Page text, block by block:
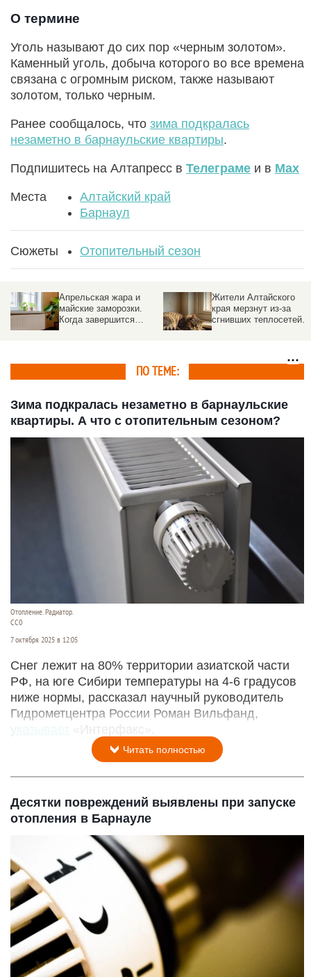
О термине
Уголь называют до сих пор «черным золотом».
Каменный уголь, добыча которого во все времена
связана с огромным риском, также называют
золотом, только черным.
Ранее сообщалось, что зима подкралась
незаметно в барнаульские квартиры.
Подпишитесь на Алтапресс в Телеграме и в Max
Места
Алтайский край
Барнаул
Сюжеты Отопительный сезон
Апрельская жара и
майские заморозки.
Когда завершится
Жители Алтайского
края мерзнут из-за
сгнивших теплосетей
ПО ТЕМЕ:
Зима подкралась незаметно в барнаульские
квартиры. А что с отопительным сезоном?
Отопление. Радиатор.
СС0
7 октября 2025 в 12:05
Снег лежит на 80% территории азиатской части
РФ, на юге Сибири температуры на 4-6 градусов
ниже нормы, рассказал научный руководитель
Гидрометцентра России Роман Вильфанд,
указывает
«Интерфакс».
Читать полностью
Десятки повреждений выявлены при запуске
отопления в Барнауле